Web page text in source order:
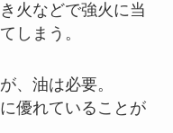
火などで強火に当
しまう。
、油は必要。
優れていることが